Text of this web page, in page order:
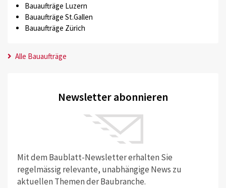
Bauaufträge Luzern
Bauaufträge St.Gallen
Bauaufträge Zürich
Alle Bauaufträge
Newsletter abonnieren
Mit dem Baublatt-Newsletter erhalten Sie
regelmässig relevante, unabhängige News zu
aktuellen Themen der Baubranche.